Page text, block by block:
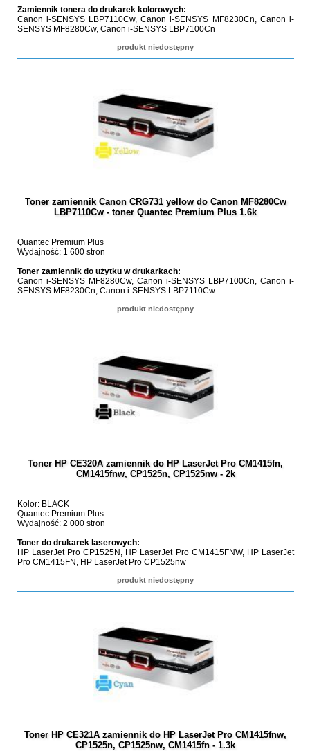
Zamiennik tonera do drukarek kolorowych:
Canon i-SENSYS LBP7110Cw, Canon i-SENSYS MF8230Cn, Canon i-
SENSYS MF8280Cw, Canon i-SENSYS LBP7100Cn
produkt niedostępny
Toner zamiennik Canon CRG731 yellow do Canon MF8280Cw
LBP7110Cw - toner Quantec Premium Plus 1.6k
Quantec Premium Plus
Wydajność: 1 600 stron
Toner zamiennik do użytku w drukarkach:
Canon i-SENSYS MF8280Cw, Canon i-SENSYS LBP7100Cn, Canon i-
SENSYS MF8230Cn, Canon i-SENSYS LBP7110Cw
produkt niedostępny
Toner HP CE320A zamiennik do HP LaserJet Pro CM1415fn,
CM1415fnw, CP1525n, CP1525nw - 2k
Kolor: BLACK
Quantec Premium Plus
Wydajność: 2 000 stron
Toner do drukarek laserowych:
HP LaserJet Pro CP1525N, HP LaserJet Pro CM1415FNW, HP LaserJet
Pro CM1415FN, HP LaserJet Pro CP1525nw
produkt niedostępny
Toner HP CE321A zamiennik do HP LaserJet Pro CM1415fnw,
CP1525n, CP1525nw, CM1415fn - 1.3k